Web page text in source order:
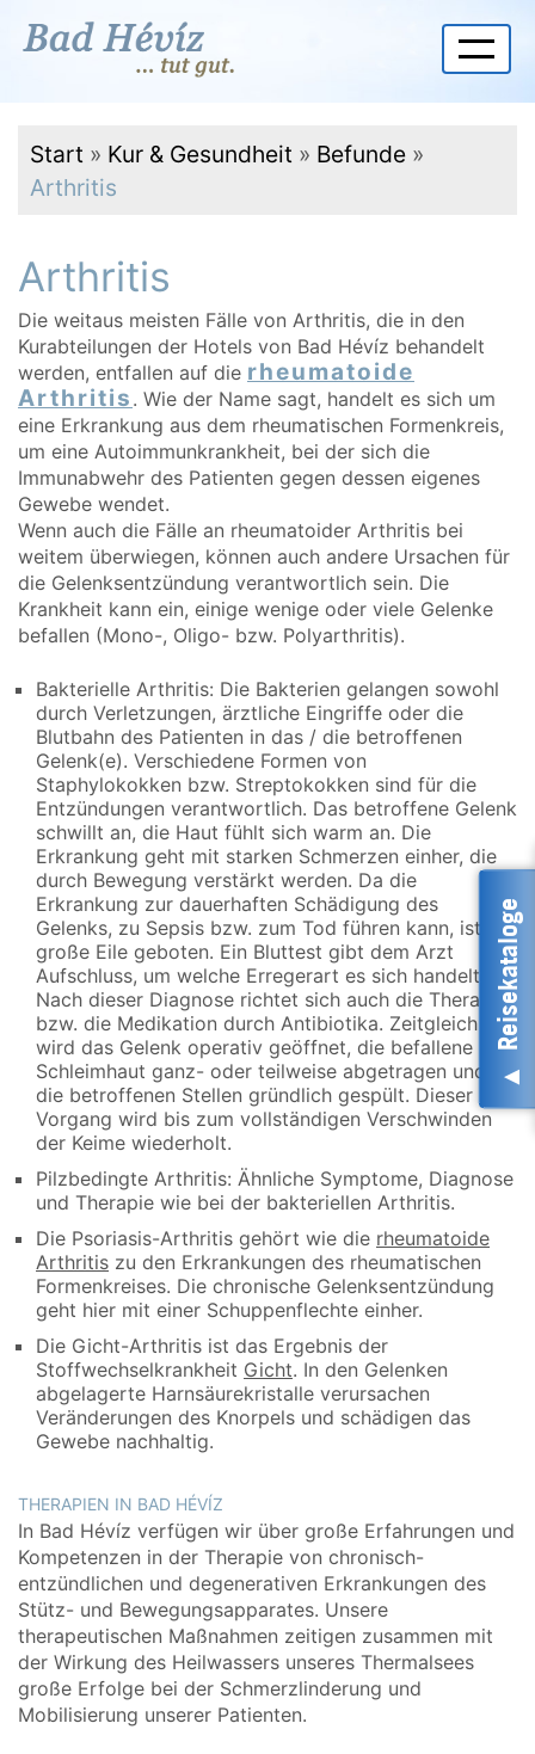
Start » Kur & Gesundheit » Befunde»
Arthritis
Arthritis
Die weitaus meisten Fälle von Arthritis, die in den
Kurabteilungen der Hotels von Bad Hévíz behandelt
werden, entfallen auf die rheumatoide
Arthritis . Wie der Name sagt, handelt es sich um
eine Erkrankung aus dem rheumatischen Formenkreis,
um eine Autoimmunkrankheit, bei der sich die
Immunabwehr des Patienten gegen dessen eigenes
Gewebe wendet.
Wenn auch die Fälle an rheumatoider Arthritis bei
weitem überwiegen, können auch andere Ursachen für
die Gelenksentzündung verantwortlich sein. Die
Krankheit kann ein, einige wenige oder viele Gelenke
befallen (Mono-, Oligo- bzw. Polyarthritis).
Bakterielle Arthritis: Die Bakterien gelangen sowohl
durch Verletzungen, ärztliche Eingriffe oder die
Blutbahn des Patienten in das / die betroffenen
Gelenk(e). Verschiedene Formen von
Staphylokokken bzw. Streptokokken sind für die
Entzündungen verantwortlich. Das betroffene Gelenk
schwillt an, die Haut fühlt sich warm an. Die
Erkrankung geht mit starken Schmerzen einher, die
durch Bewegung verstärkt werden. Da die
Erkrankung zur dauerhaften Schädigung des
Gelenks, zu Sepsis bzw. zum Tod führen kann, ist
große Eile geboten. Ein Bluttest gibt dem Arzt
Aufschluss, um welche Erregerart es sich handelt.
Nach dieser Diagnose richtet sich auch die Therapie
bzw. die Medikation durch Antibiotika. Zeitgleich
wird das Gelenk operativ geöffnet, die befallene
Schleimhaut ganz- oder teilweise abgetragen und
die betroffenen Stellen gründlich gespült. Dieser
Vorgang wird bis zum vollständigen Verschwinden
der Keime wiederholt.
Pilzbedingte Arthritis: Ähnliche Symptome, Diagnose
und Therapie wie bei der bakteriellen Arthritis.
Die Psoriasis-Arthritis gehört wie die rheumatoide
Arthritis zu den Erkrankungen des rheumatischen
Formenkreises. Die chronische Gelenksentzündung
geht hier mit einer Schuppenflechte einher.
Die Gicht-Arthritis ist das Ergebnis der
Stoffwechselkrankheit Gicht. In den Gelenken
abgelagerte Harnsäurekristalle verursachen
Veränderungen des Knorpels und schädigen das
Gewebe nachhaltig.
THERAPIEN IN BAD HÉVÍZ
In Bad Hévíz verfügen wir über große Erfahrungen und
Kompetenzen in der Therapie von chronisch-
entzündlichen und degenerativen Erkrankungen des
Stütz- und Bewegungsapparates. Unsere
therapeutischen Maßnahmen zeitigen zusammen mit
der Wirkung des Heilwassers unseres Thermalsees
große Erfolge bei der Schmerzlinderung und
Mobilisierung unserer Patienten.
Reisekataloge